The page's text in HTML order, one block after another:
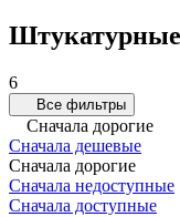
6
Все фильтры
Сначала дорогие
Сначала дешевые
Сначала дорогие
Сначала недоступные
Сначала доступные